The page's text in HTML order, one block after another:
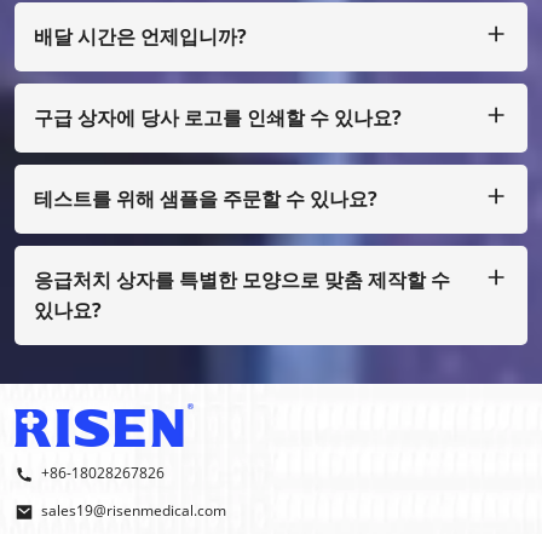
Paypal, Western Union, Moneygram, Escrow 등을 통해 지불
할 수 있습니다.
배달 시간은 언제입니까?
구급 상자에 당사 로고를 인쇄할 수 있나요?
름 비용을 지불해야 합니다.
테스트를 위해 샘플을 주문할 수 있나요?
인쇄가 아닌 경우에도 샘플 비용을 지불해야 합니다.
응급처치 상자를 특별한 모양으로 맞춤 제작할 수
있나요?
+86-18028267826
sales19@risenmedical.com